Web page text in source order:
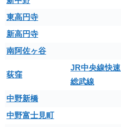
東高円寺
新高円寺
南阿佐ヶ谷
荻窪
JR中央線快速
総武線
中野新橋
中野富士見町